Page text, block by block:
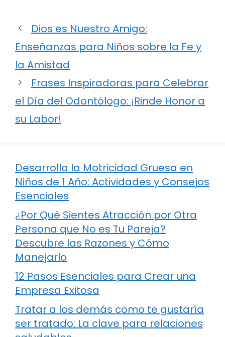
Dios es Nuestro Amigo:
Enseñanzas para Niños sobre la Fe y
la Amistad
Frases Inspiradoras para Celebrar
el Día del Odontólogo: ¡Rinde Honor a
su Labor!
Desarrolla la Motricidad Gruesa en
Niños de 1 Año: Actividades y Consejos
Esenciales
¿Por Qué Sientes Atracción por Otra
Persona que No es Tu Pareja?
Descubre las Razones y Cómo
Manejarlo
12 Pasos Esenciales para Crear una
Empresa Exitosa
Tratar a los demás como te gustaría
ser tratado: La clave para relaciones